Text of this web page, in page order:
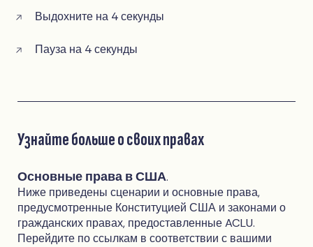
Выдохните на 4 секунды
Пауза на 4 секунды
Узнайте больше о своих правах
Основные права в США.
Ниже приведены сценарии и основные права,
предусмотренные Конституцией США и законами о
гражданских правах, предоставленные ACLU.
Перейдите по ссылкам в соответствии с вашими